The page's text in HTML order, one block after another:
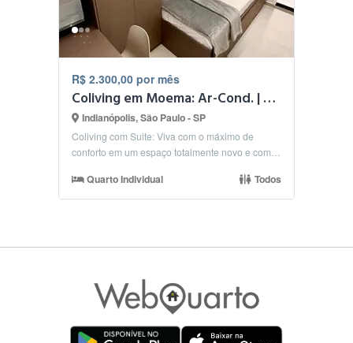
R$ 2.300,00 por mês
Coliving em Moema: Ar-Cond. | Valor FECHADO | Lado Metrô
Indianópolis, São Paulo - SP
Coliving com Suite: Viva com o máximo de
conforto em um espaço totalmente novo e com
Quarto Individual Todos